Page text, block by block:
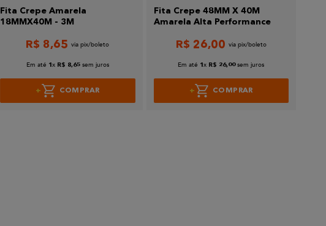
Fita Crepe Amarela
18MMX40M - 3M
R$ 8,65
Em até 1 x R$ 8,65 sem juros
COMPRAR
Fita Crepe 48MM X 40M
Amarela Alta Performance
R$ 26,00
Em até 1x R$ 26,00 sem juros
COMPRAR